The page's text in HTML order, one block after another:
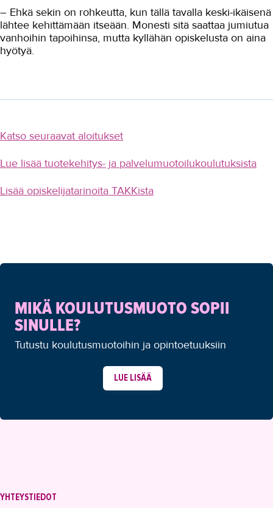
– Ehkä sekin on rohkeutta, kun tällä tavalla keski-ikäisenä
lähtee kehittämään itseään. Monesti sitä saattaa jumiutua
vanhoihin tapoihinsa, mutta kyllähän opiskelusta on aina
hyötyä.
Katso seuraavat aloitukset
Lue lisää tuotekehitys- ja palvelumuotoilukoulutuksista
Lisää opiskelijatarinoita TAKKista
MIKÄ KOULUTUSMUOTO SOPII
SINULLE?
Tutustu koulutusmuotoihin ja opintoetuuksiin
LUE LISÄÄ
YHTEYSTIEDOT